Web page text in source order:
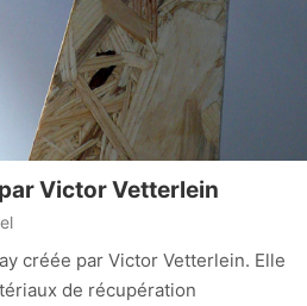
Victor Vetterlein
créée par Victor Vetterlein. Elle
de récupération